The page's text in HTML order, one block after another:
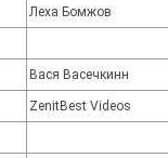
Леха Бомжов
Вася Васечкинн
ZenitBest Videos